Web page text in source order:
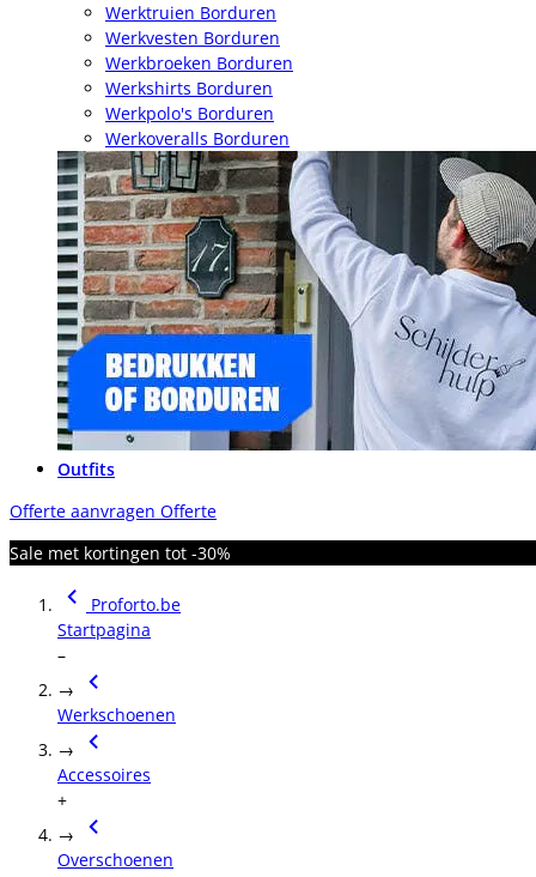
Werktruien Borduren
Werkvesten Borduren
Werkbroeken Borduren
Werkshirts Borduren
Werkpolo's Borduren
Werkoveralls Borduren
Outfits
Offerte aanvragen Offerte
Sale met kortingen tot -30%
Proforto.be
Startpagina
–
→
Werkschoenen
→
Accessoires
+
→
Overschoenen